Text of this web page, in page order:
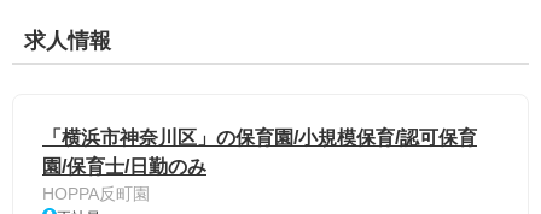
求人情報
「横浜市神奈川区」の保育園/小規模保育/認可保育
園/保育士/日勤のみ
HOPPA反町園